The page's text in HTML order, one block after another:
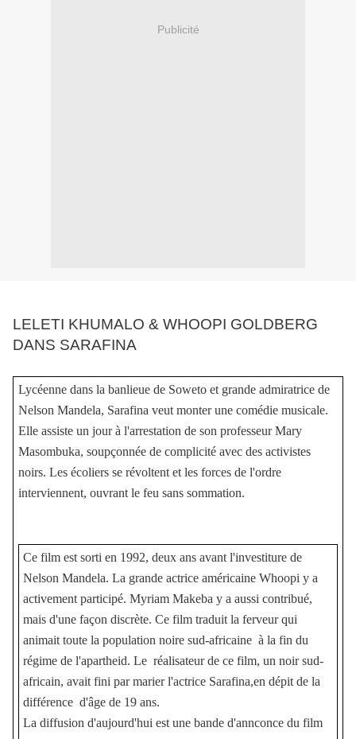
Publicité
LELETI KHUMALO & WHOOPI GOLDBERG
DANS SARAFINA
Lycéenne dans la banlieue de Soweto et grande admiratrice de
Nelson Mandela, Sarafina veut monter une comédie musicale.
Elle assiste un jour à l'arrestation de son professeur Mary
Masombuka, soupçonnée de complicité avec des activistes
noirs. Les écoliers se révoltent et les forces de l'ordre
interviennent, ouvrant le feu sans sommation.
Ce film est sorti en 1992, deux ans avant l'investiture de
Nelson Mandela. La grande actrice américaine Whoopi y a
activement participé. Myriam Makeba y a aussi contribué,
mais d'une façon discrète. Ce film traduit la ferveur qui
animait toute la population noire sud-africaine à la fin du
régime de l'apartheid. Le réalisateur de ce film, un noir sud-
africain, avait fini par marier l'actrice Sarafina,en dépit de la
différence d'âge de 19 ans.
La diffusion d'aujourd'hui est une bande d'annconce du film